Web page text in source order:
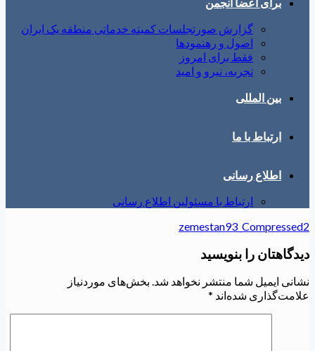
گزارش صورتجلسات کمیته خدماتی منطقه یک ایران
اصول و رهنمودها
فقط برای امروز
تجربه، نیرو و امید
بین المللی
ارتباط با ما
اطلاع رسانی
ارتباط با مسئولین اطلاع رسانی
zemestan93_Compressed2
دیدگاهتان را بنویسید
نشانی ایمیل شما منتشر نخواهد شد. بخش‌های موردنیاز
علامت‌گذاری شده‌اند *